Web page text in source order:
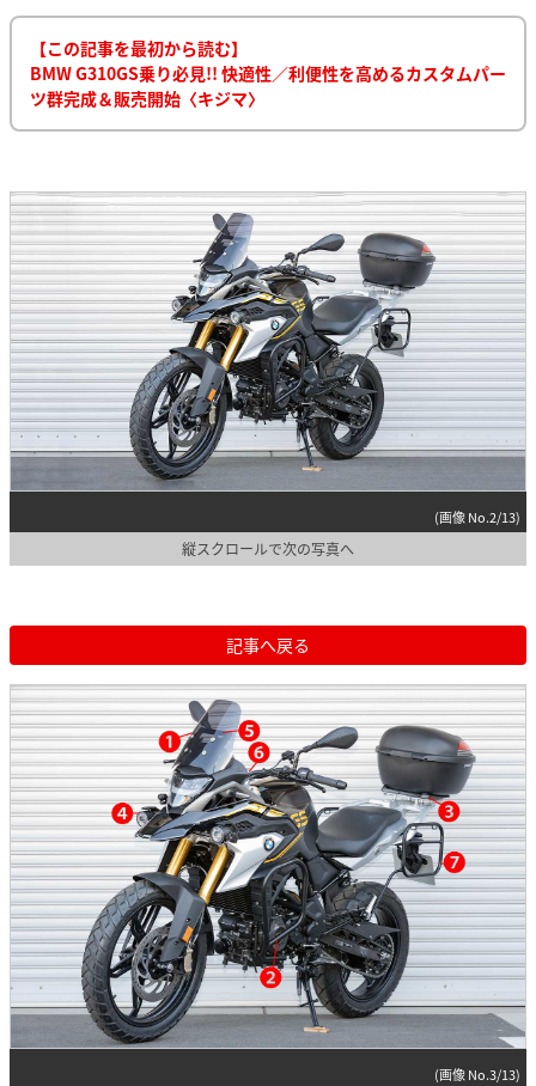
【この記事を最初から読む】
BMW G310GS乗り必見!! 快適性／利便性を高めるカスタムパー
ツ群完成＆販売開始〈キジマ〉
(画像 No.2/13)
縦スクロールで次の写真へ
記事へ戻る
(画像 No.3/13)